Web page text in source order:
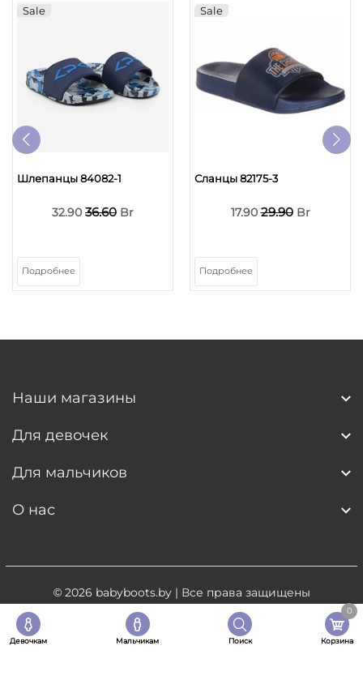
Девочкам Мальчикам Поиск Корзина
0
Sale
Шлепанцы 84082-1
32.90 36.60 Br
Подробнее
Sale
Сланцы 82175-3
17.9029.90Br
Подробнее
Наши магазины
Для девочек
Для мальчиков
О нас
© 2026 babyboots.by| Все права защищены
Разработка сайта - 5digital.by